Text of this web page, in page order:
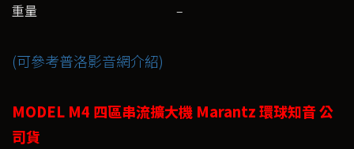
重量
–
(可參考普洛影音網介紹)
MODEL M4 四區串流擴大機 Marantz 環球知音 公
司貨